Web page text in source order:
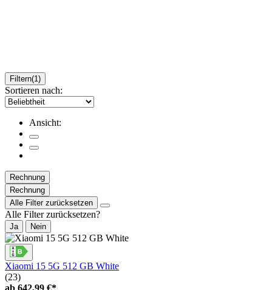
Filtern(1)
Sortieren nach:
Ansicht:
Rechnung
Rechnung
Alle Filter zurücksetzen
Alle Filter zurücksetzen?
Ja Nein
Xiaomi 15 5G 512 GB White
(23)
ab 642,99 €*